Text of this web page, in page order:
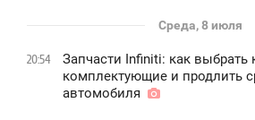
Среда, 8 июля
20:54
Запчасти Infiniti: как выбрать
комплектующие и продлить
автомобиля